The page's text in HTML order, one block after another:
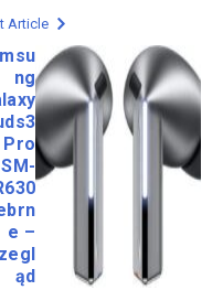
Article
ng
Pro
SM-
e –
ąd